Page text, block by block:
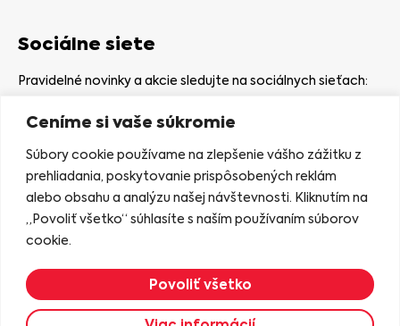
Ceníme si vaše súkromie
Súbory cookie používame na zlepšenie vášho zážitku z
prehliadania, poskytovanie prispôsobených reklám
alebo obsahu a analýzu našej návštevnosti. Kliknutím na
„Povoliť všetko“ súhlasíte s naším používaním súborov
cookie.
Povoliť všetko
Sociálne siete
Pravidelné novinky a akcie sledujte na sociálnych sieťach:
Kamenná predajňa
Nám. gen. Štefaníka 7
06401 Stará Ľubovňa
Zobraziť na mape